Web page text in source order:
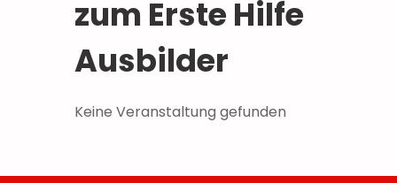
zum Erste Hilfe
Ausbilder
Keine Veranstaltung gefunden